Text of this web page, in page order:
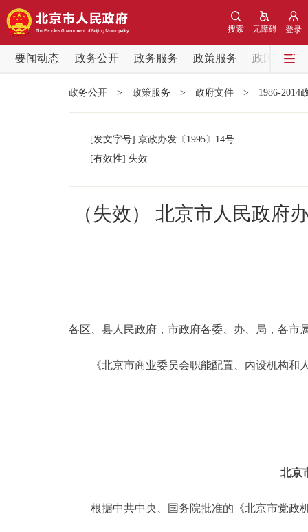
登录
无障碍
搜索
要闻动态 政务公开 政务服务 政策服务
政民互动
党中央精神
政务公开
政务公开 > 政策服务 > 政府文件 > 1986-2014
[发文字号] 京政办发 〔1995〕 14号
[有效性] 失效
（失效） 北京市人民政府
各区、县人民政府，市政府各委、办、局，各市
《北京市商业委员会职能配置、内设机构和人
北京
根据中共中央、国务院批准的《北京市党政